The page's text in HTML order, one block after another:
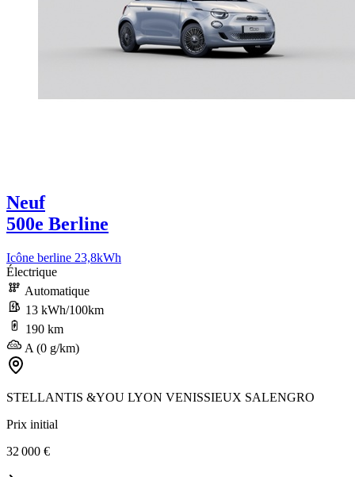
Neuf
500e Berline
Icône berline 23,8kWh
Électrique
Automatique
13 kWh/100km
190 km
A (0 g/km)
STELLANTIS &YOU LYON VENISSIEUX SALENGRO
Prix initial
32 000 €